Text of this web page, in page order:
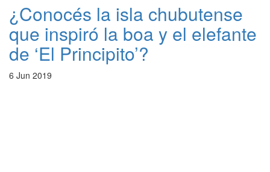
¿Conocés la isla chubutense
que inspiró la boa y el elefante
de ‘El Principito’?
6 Jun 2019